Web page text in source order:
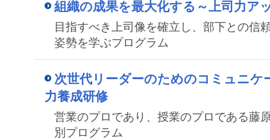
組織の成果を最大化する～上司力ア
目指すべき上司像を確立し、部下との信
姿勢を学ぶプログラム
次世代リーダーのためのコミュニ
力養成研修
営業のプロであり、授業のプロである藤
別プログラム